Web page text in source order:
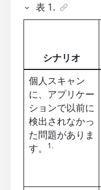
表 1.
シナリオ
個人スキャン
に、アプリケー
ションで以前に
検出されなかっ
た問題がありま
す。
1.